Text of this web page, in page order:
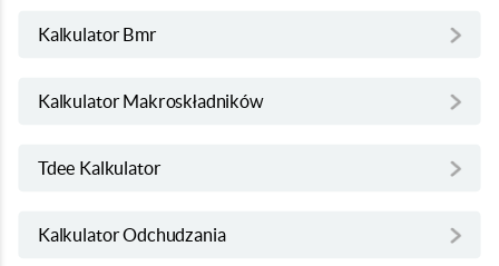
Kalkulator Bmr
Kalkulator Makroskładników
Tdee Kalkulator
Kalkulator Odchudzania